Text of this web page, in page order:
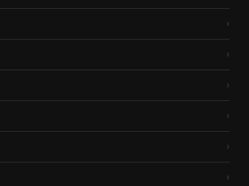
›
›
›
›
›
›